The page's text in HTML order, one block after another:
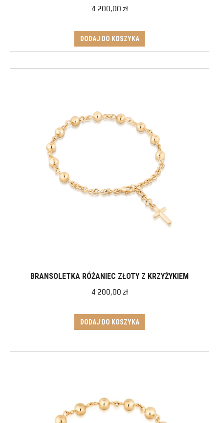
4 200,00 zł
DODAJ DO KOSZYKA
BRANSOLETKA RÓŻANIEC ZŁOTY Z KRZYŻYKIEM
4 200,00 zł
DODAJ DO KOSZYKA